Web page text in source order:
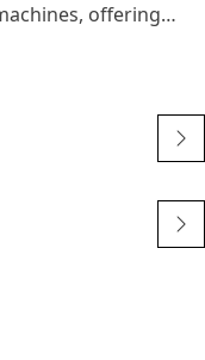
offering